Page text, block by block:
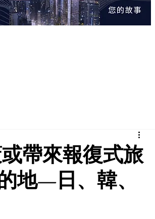
帶來報復式旅
地—日、韓、